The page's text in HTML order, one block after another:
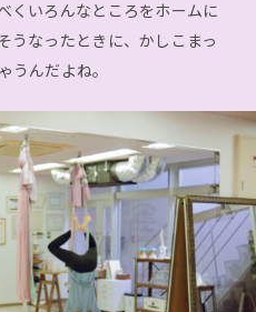
くいろんなところをホームに
うなったときに、かしこまっ
うんだよね。